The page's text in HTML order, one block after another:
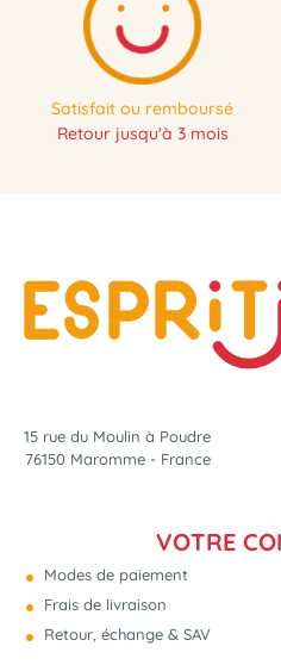
Satisfait ou remboursé
Retour jusqu'à 3 mois
15 rue du Moulin à Poudre
76150 Maromme - France
VOTRE
Modes de paiement
Frais de livraison
Retour, échange & SAV